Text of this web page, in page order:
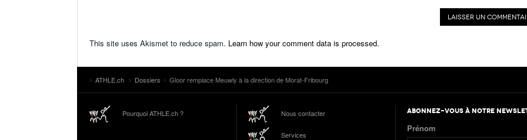
This site uses Akismet to reduce spam. Learn how your comment data is processed.
ATHLE.ch Dossiers Gloor remplace Meuwly à la direction de Morat-Fribourg
Pourquoi ATHLE.ch ? Nous contacter
Services
ABONNEZ-VOUS À NOTRE
Prénom